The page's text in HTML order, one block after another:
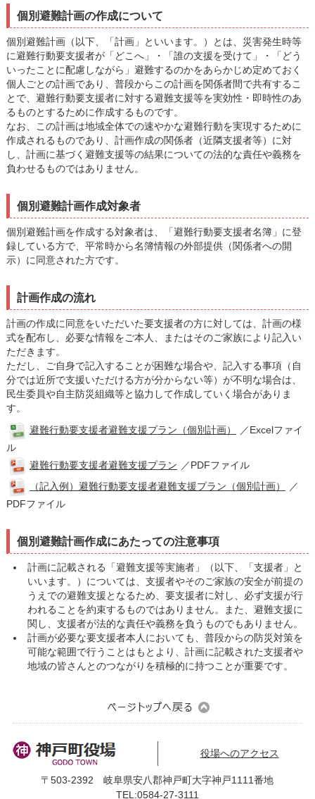
個別避難計画の作成について
個別避難計画（以下、「計画」といいます。）とは、災害発生時等
に避難行動要支援者が「どこへ」・「誰の支援を受けて」・「どう
いったことに配慮しながら」避難するのかをあらかじめ定めておく
個人ごとの計画であり、普段からこの計画を関係者間で共有するこ
とで、避難行動要支援者に対する避難支援等を実効性・即時性のあ
るものとするために作成するものです。
なお、この計画は地域全体での速やかな避難行動を実現するために
作成されるものであり、計画作成の関係者（近隣支援者等）に対
し、計画に基づく避難支援等の結果についての法的な責任や義務を
負わせるものではありません。
個別避難計画作成対象者
個別避難計画を作成する対象者は、「避難行動要支援者名簿」に登
録している方で、平常時から名簿情報の外部提供（関係者への開
示）に同意された方です。
計画作成の流れ
計画の作成に同意をいただいた要支援者の方に対しては、計画の様
式を配布し、必要な情報をご本人、またはそのご家族により記入い
ただきます。
ただし、ご自身で記入することが困難な場合や、記入する事項（自
分では近所で支援いただける方が分からない等）が不明な場合は、
民生委員や自主防災組織等と協力して作成していく場合がありま
す。
避難行動要支援者避難支援プラン（個別計画）
／Excelファイ
ル
避難行動要支援者避難支援プラン ／PDFファイル
（記入例）避難行動要支援者避難支援プラン（個別計画）
／
PDFファイル
個別避難計画作成にあたっての注意事項
計画に記載される「避難支援等実施者」（以下、「支援者」と
いいます。）については、支援者やそのご家族の安全が前提の
うえでの避難支援となるため、要支援者に対し、必ず支援が行
われることを約束するものではありません。また、避難支援に
関し、支援者が法的な責任や義務を負うものでもありません。
計画が必要な要支援者本人においても、普段からの防災対策を
可能な範囲で行うことはもとより、計画に記載された支援者や
地域の皆さんとのつながりを積極的に持つことが重要です。
役場へのアクセス
〒503-2392 岐阜県安八郡神戸町大字神戸1111番地
TEL:0584-27-3111